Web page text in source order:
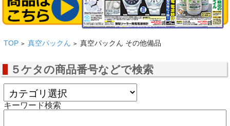
TOP > 真空パックん > 真空パックん その他備品
５ケタの商品番号などで検索
キーワード検索